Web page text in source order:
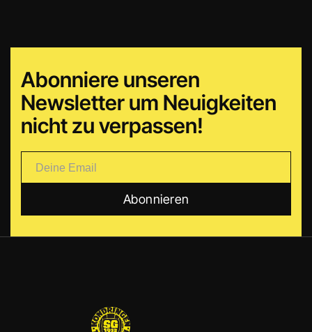
Abonniere unseren
Newsletter um Neuigkeiten
nicht zu verpassen!